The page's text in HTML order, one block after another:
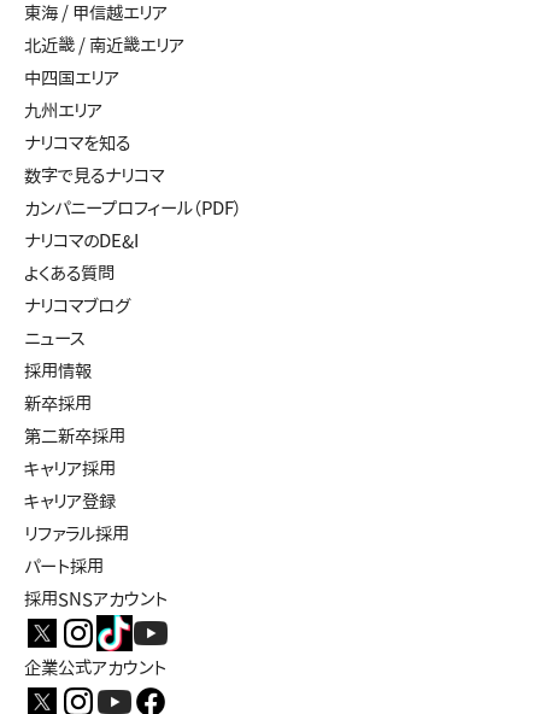
東海 / 甲信越エリア
北近畿 / 南近畿エリア
中四国エリア
九州エリア
ナリコマを知る
数字で見るナリコマ
カンパニープロフィール（PDF）
ナリコマのDE&I
よくある質問
ナリコマブログ
ニュース
採用情報
新卒採用
第二新卒採用
キャリア採用
キャリア登録
リファラル採用
パート採用
採用SNSアカウント
企業公式アカウント